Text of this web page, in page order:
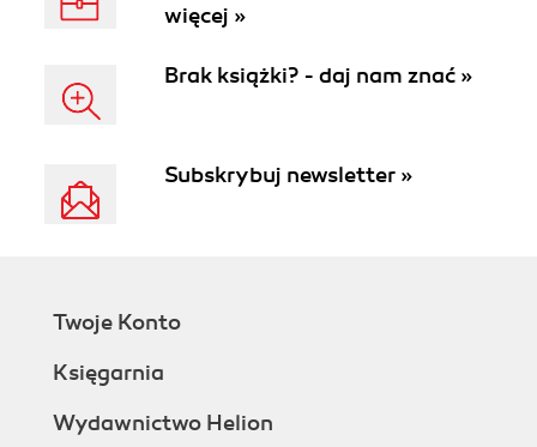
więcej »
Brak książki? - daj nam znać »
Subskrybuj newsletter »
Twoje Konto
Księgarnia
Wydawnictwo Helion